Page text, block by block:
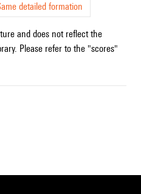
detailed formation
and does not reflect the
Please refer to the "scores"